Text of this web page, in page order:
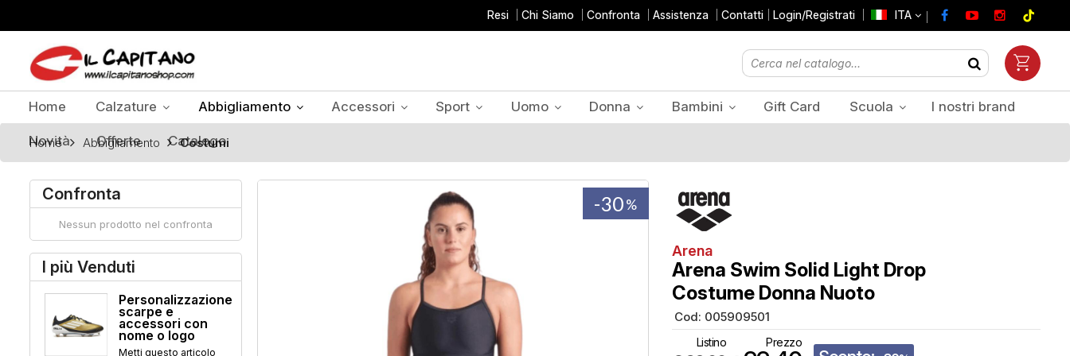
Resi Chi Siamo Confronta Assistenza Contatti Login/Registrati ITA
Home Calzature Abbigliamento Accessori Sport Uomo Donna Bambini Gift Card Scuola I nostri brand
Novità Offerte Catalogo
Home Abbigliamento Costumi
-30%
Arena
Arena Swim Solid Light Drop
Costume Donna Nuoto
Cod: 005909501
Listino Prezzo
Confronta
Nessun prodotto nel confronta
I più Venduti
Personalizzazione
scarpe e
accessori con
nome o logo
Metti questo articolo